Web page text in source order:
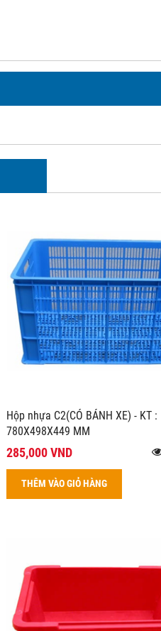
Hộp nhựa C2(CÓ BÁNH XE) - KT :
780X498X449 MM
285,000 VND
THÊM VÀO GIỎ HÀNG